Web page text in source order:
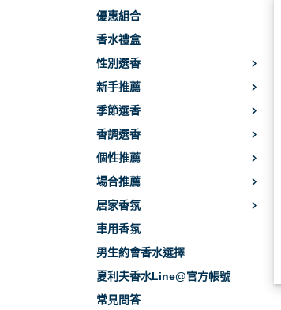
優惠組合
香水禮盒
性別選香
新手推薦
季節選香
香調選香
個性推薦
場合推薦
居家香氛
車用香氛
男生約會香水選擇
夏利夫香水Line@官方帳號
常見問答